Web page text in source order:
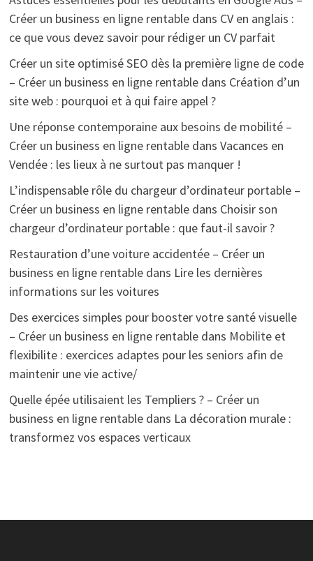
Créer un business en ligne rentabledans CV en anglais :
ce que vous devez savoir pour rédiger un CV parfait
Créer un site optimisé SEO dès la première ligne de code
– Créer un business en ligne rentabledans Création d’un
site web : pourquoi et à qui faire appel ?
Une réponse contemporaine aux besoins de mobilité –
Créer un business en ligne rentabledans Vacances en
Vendée : les lieux à ne surtout pas manquer !
L’indispensable rôle du chargeur d’ordinateur portable –
Créer un business en ligne rentabledans Choisir son
chargeur d’ordinateur portable : que faut-il savoir ?
Restauration d’une voiture accidentée – Créer un
business en ligne rentabledans Lire les dernières
informations sur les voitures
Des exercices simples pour booster votre santé visuelle
– Créer un business en ligne rentabledans Mobilite et
flexibilite : exercices adaptes pour les seniors afin de
maintenir une vie active/
Quelle épée utilisaient les Templiers ? – Créer un
business en ligne rentabledans La décoration murale :
transformez vos espaces verticaux